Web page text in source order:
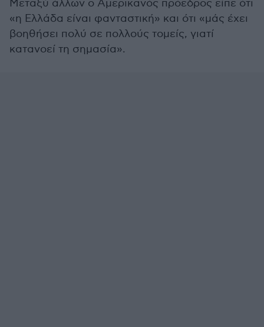
Μεταξύ άλλων ο Αμερικανός πρόεδρος είπε ότι
«η Ελλάδα είναι φανταστική» και ότι «μάς έχει
βοηθήσει πολύ σε πολλούς τομείς, γιατί
κατανοεί τη σημασία».